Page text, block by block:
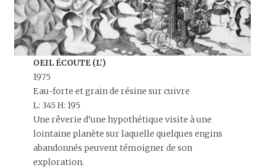
OEIL ÉCOUTE (L’)
1975
Eau-forte et grain de résine sur cuivre
L: 345 H: 195
Une rêverie d’une hypothétique visite à une
lointaine planète sur laquelle quelques engins
abandonnés peuvent témoigner de son
exploration.